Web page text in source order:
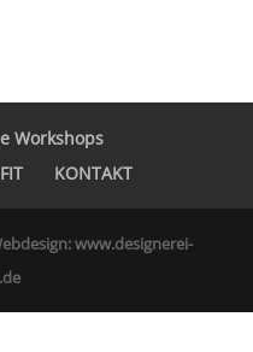
Workshops
KONTAKT
www.designerei-